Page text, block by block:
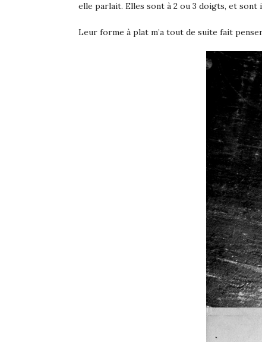
elle parlait. Elles sont à 2 ou 3 doigts, et sont
Leur forme à plat m’a tout de suite fait